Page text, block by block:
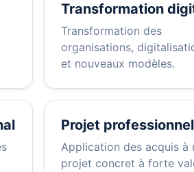
Transformation
Transformation des
organisations,
et nouveaux modèles.
Projet professionnel
Application des acquis à
projet concret à forte